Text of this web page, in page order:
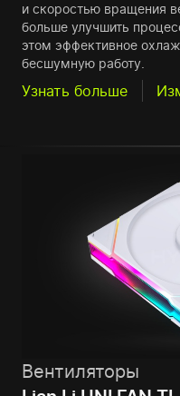
и скоростью вращения
больше улучшить
этом эффективное
бесшумную работу.
Узнать больше
Вентиляторы